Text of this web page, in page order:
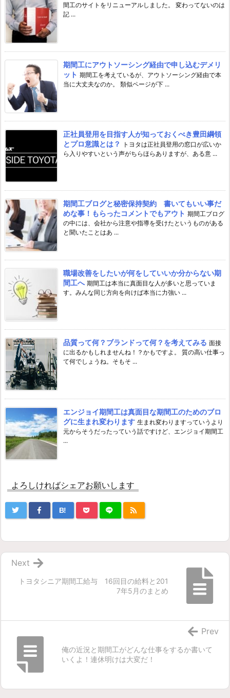
間工のサイトをリニューアルしました。 変わってないのは
記 ...
期間工にアウトソーシング経由で申し込むデメリ
ット 期間工を考えているが、アウトソーシング経由で本
当に大丈夫なのか。 類似ページが下 ...
正社員登用を目指す人が知っておくべき豊田綱領
とプロ意識とは？
トヨタは正社員登用の窓口が広いか
ら入りやすいという声がちらほらありますが、ある意 ...
期間工ブログと秘密保持契約 書いてもいい事だ
めな事！もらったコメントでもアウト 期間工ブログ
の中には、会社から注意や指導を受けたというものがある
と聞いたことはあ ...
職場改善をしたいが何をしていいか分からない期
間工へ 期間工は本当に真面目な人が多いと思っていま
す。みんな同じ方向を向けば本当に力強い ...
品質って何？ブランドって何？を考えてみる 面接
に出るかもしれませんね！？かもですよ。 質の高い仕事っ
て何でしょうね。そもそ ...
エンジョイ期間工は真面目な期間工のためのブロ
グに生まれ変わります 生まれ変わりますっていうより
元からそうだったっていう話ですけど、エンジョイ期間工
...
よろしければシェアお願いします
B!
トヨタシニア期間工給与 16回目の給料と201
7年5月のまとめ
Next
俺の近況と期間工がどんな仕事をするか書いて
いくよ！連休明けは大変だ！
Prev